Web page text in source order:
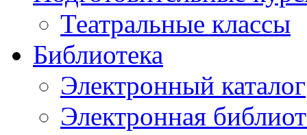
Театральные классы
Библиотека
Электронный каталог
Электронная